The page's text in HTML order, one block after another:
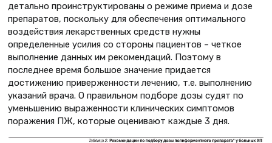
детально проинструктированы о режиме приема и дозе
препаратов, поскольку для обеспечения оптимального
воздействия лекарственных средств нужны
определенные усилия со стороны пациентов – четкое
выполнение данных им рекомендаций. Поэтому в
последнее время большое значение придается
достижению приверженности лечению, т.е. выполнению
указаний врача. О правильном подборе дозы судят по
уменьшению выраженности клинических симптомов
поражения ПЖ, которые оценивают каждые 3 дня.